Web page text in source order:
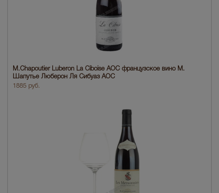
M.Chapoutier Luberon La Ciboise AOC французское вино М.
Шапутье Люберон Ля Сибуаз АОС
1885 руб.